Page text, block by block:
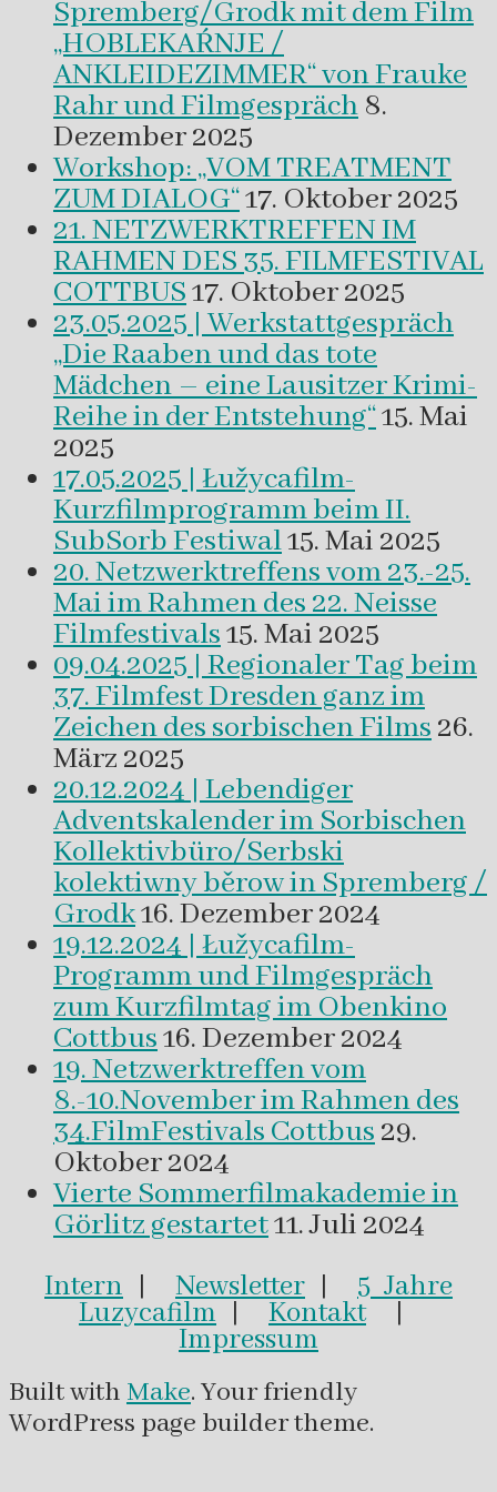
Spremberg/Grodk mit dem Film
„HOBLEKAŔNJE /
ANKLEIDEZIMMER“ von Frauke
Rahr und Filmgespräch 8.
Dezember 2025
Workshop: „VOM TREATMENT
ZUM DIALOG“17. Oktober 2025
21. NETZWERKTREFFEN IM
RAHMEN DES 35. FILMFESTIVAL
COTTBUS17. Oktober 2025
23.05.2025 | Werkstattgespräch
„Die Raaben und das tote
Mädchen – eine Lausitzer Krimi-
Reihe in der Entstehung“15. Mai
2025
17.05.2025 | Łužycafilm-
Kurzfilmprogramm beim II.
SubSorb Festiwal15. Mai 2025
20. Netzwerktreffens vom 23.-25.
Mai im Rahmen des 22. Neisse
Filmfestivals15. Mai 2025
09.04.2025 | Regionaler Tag beim
37. Filmfest Dresden ganz im
Zeichen des sorbischen Films26.
März 2025
20.12.2024 | Lebendiger
Adventskalender im Sorbischen
Kollektivbüro/Serbski
kolektiwny běrow in Spremberg /
Grodk16. Dezember 2024
19.12.2024 | Łužycafilm-
Programm und Filmgespräch
zum Kurzfilmtag im Obenkino
Cottbus16. Dezember 2024
19. Netzwerktreffen vom
8.-10.November im Rahmen des
34.FilmFestivals Cottbus29.
Oktober 2024
Vierte Sommerfilmakademie in
Görlitz gestartet11. Juli 2024
Intern | Newsletter | 5 Jahre
Luzycafilm | Kontakt|
Impressum
Built withMake. Your friendly
WordPress page builder theme.